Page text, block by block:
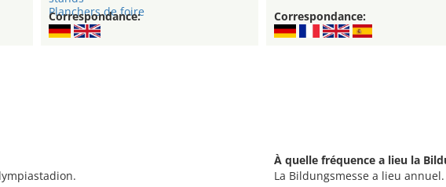
Planchers de foire
Correspondance: Correspondance:
À quelle fréquence a lieu la
La Bildungsmesse a lieu annuel.